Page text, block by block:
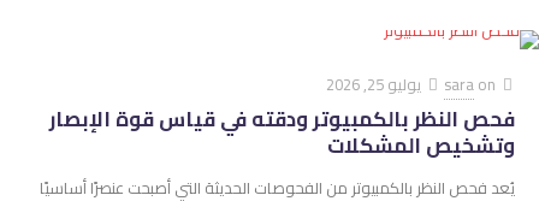
saraon يوليو 25, 2026
فحص النظر بالكمبيوتر ودقته في قياس قوة الإبصار
وتشخيص المشكلات
يُعد فحص النظر بالكمبيوتر من الفحوصات الحديثة التي أصبحت عنصرًا أساسيًا